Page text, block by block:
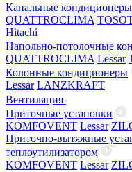
Канальные кондиционеры
QUATTROCLIMA
Hitachi
Напольно-потолочные
QUATTROCLIMA Lessar
Колонные кондиционеры
Lessar LANZKRAFT
Вентиляция
Приточные установки
KOMFOVENT Lessar
Приточно-вытяжные
теплоутилизатором
KOMFOVENT Lessar